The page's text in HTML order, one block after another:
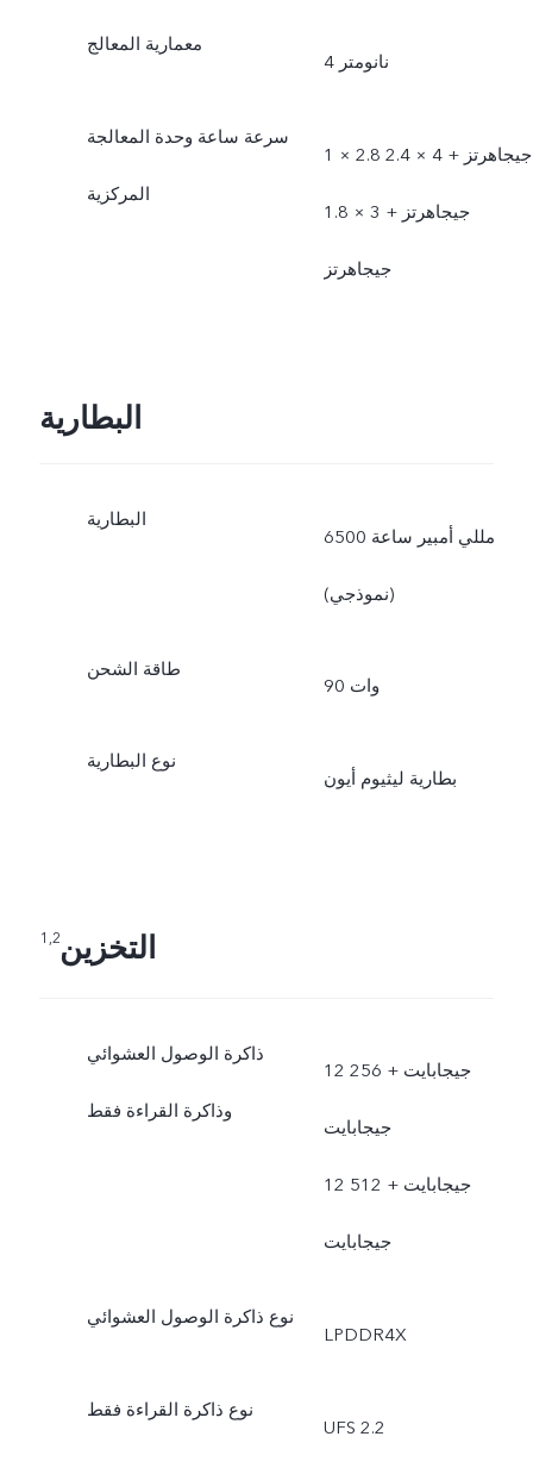
معمارية المعالج
4 نانومتر
سرعة ساعة وحدة المعالجة
المركزية
1 × 2.8 جيجاهرتز +‏ 4 × 2.4
جيجاهرتز +‏‏ 3 × 1.8
جيجاهرتز
البطارية
البطارية
6500 مللي أمبير ساعة
(نموذجي)
طاقة الشحن
90 وات
نوع البطارية
بطارية ليثيوم أيون
التخزين1,2
ذاكرة الوصول العشوائي
وذاكرة القراءة فقط
12 جيجابايت + 256
جيجابايت
12 جيجابايت + 512
جيجابايت
نوع ذاكرة الوصول العشوائي
LPDDR4X
نوع ذاكرة القراءة فقط
UFS 2.2